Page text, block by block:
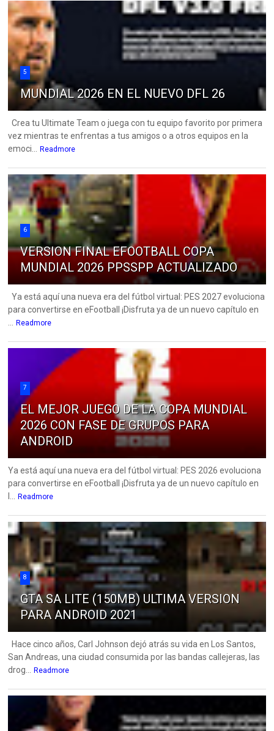
5
MUNDIAL 2026 EN EL NUEVO DFL 26
Crea tu Ultimate Team o juega con tu equipo favorito por primera
vez mientras te enfrentas a tus amigos o a otros equipos en la
emoci...
Readmore
6
VERSION FINAL EFOOTBALL COPA
MUNDIAL 2026 PPSSPP ACTUALIZADO
Ya está aquí una nueva era del fútbol virtual: PES 2027 evoluciona
para convertirse en eFootball ¡Disfruta ya de un nuevo capítulo en
Readmore
7
EL MEJOR JUEGO DE LA COPA MUNDIAL
2026 CON FASE DE GRUPOS PARA
ANDROID
Ya está aquí una nueva era del fútbol virtual: PES 2026 evoluciona
para convertirse en eFootball ¡Disfruta ya de un nuevo capítulo en
Readmore
8
GTA SA LITE (150MB) ULTIMA VERSION
PARA ANDROID 2021
Hace cinco años, Carl Johnson dejó atrás su vida en Los Santos,
San Andreas, una ciudad consumida por las bandas callejeras, las
drog...
Readmore